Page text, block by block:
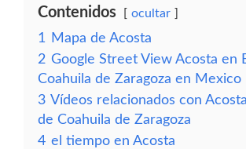
Contenidos ocultar
1
Mapa de Acosta
2 Google Street View Acosta en
Coahuila de Zaragoza en Mexico
3 Vídeos relacionados con
de Coahuila de Zaragoza
4 el tiempo en Acosta